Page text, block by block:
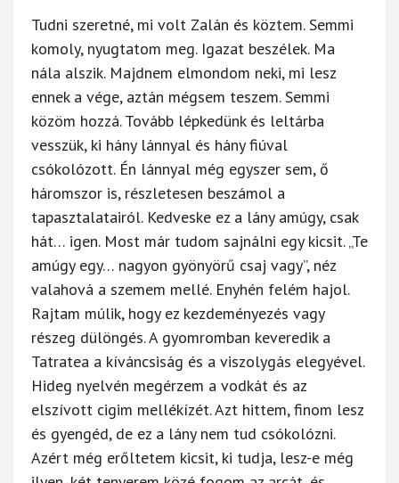
Tudni szeretné, mi volt Zalán és köztem. Semmi
komoly, nyugtatom meg. Igazat beszélek. Ma
nála alszik. Majdnem elmondom neki, mi lesz
ennek a vége, aztán mégsem teszem. Semmi
közöm hozzá. Tovább lépkedünk és leltárba
vesszük, ki hány lánnyal és hány fiúval
csókolózott. Én lánnyal még egyszer sem, ő
háromszor is, részletesen beszámol a
tapasztalatairól. Kedveske ez a lány amúgy, csak
hát… igen. Most már tudom sajnálni egy kicsit. „Te
amúgy egy… nagyon gyönyörű csaj vagy”, néz
valahová a szemem mellé. Enyhén felém hajol.
Rajtam múlik, hogy ez kezdeményezés vagy
részeg dülöngés. A gyomromban keveredik a
Tatratea a kíváncsiság és a viszolygás elegyével.
Hideg nyelvén megérzem a vodkát és az
elszívott cigim mellékízét. Azt hittem, finom lesz
és gyengéd, de ez a lány nem tud csókolózni.
Azért még erőltetem kicsit, ki tudja, lesz-e még